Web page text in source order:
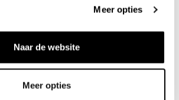
Meer opties
Naar de website
Meer opties
Related products